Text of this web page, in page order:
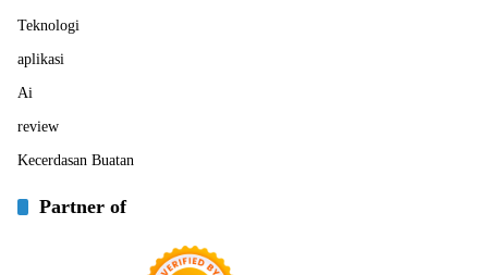
Teknologi
aplikasi
Ai
review
Kecerdasan Buatan
Partner of